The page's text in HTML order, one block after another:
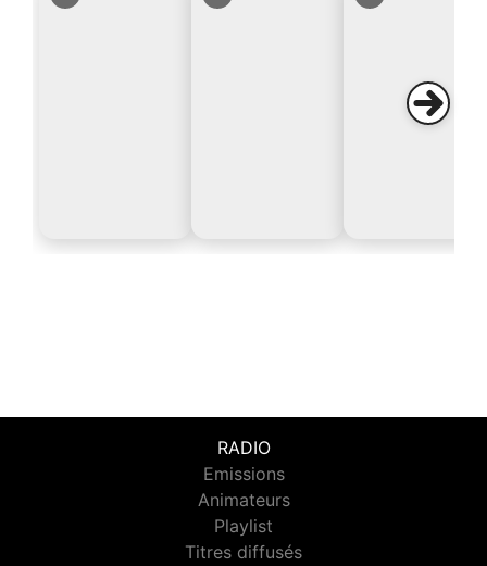
RADIO
Emissions
Animateurs
Playlist
Titres diffusés